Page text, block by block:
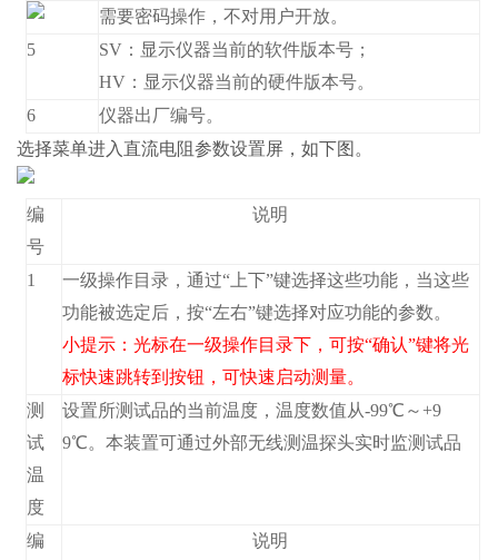
需要密码操作，不对用户开放。
5
SV：显示仪器当前的软件版本号；
HV：显示仪器当前的硬件版本号。
6
仪器出厂编号。
选择菜单进入直流电阻参数设置屏，如下图。
编
号
说明
1
一级操作目录，通过“上下”键选择这些功能，当这些
功能被选定后，按“左右”键选择对应功能的参数。
小提示：光标在一级操作目录下，可按“确认”键将光
标快速跳转到 按钮，可快速启动测量。
测
试
温
度
设置所测试品的当前温度，温度数值从-99℃～+9
9℃。本装置可通过外部无线测温探头实时监测试品
编
说明